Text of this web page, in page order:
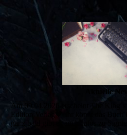
Aktuelle
Am 09.04.2026 erscheint The
Edition Verlag🖤 Ihr könnt das Buch
ganz bald gibt es auch Infos zu